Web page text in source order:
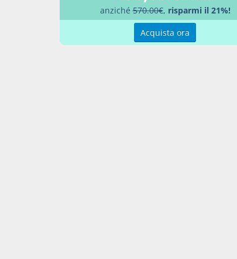
anziché570.00€, risparmi il 21%!
Acquista ora